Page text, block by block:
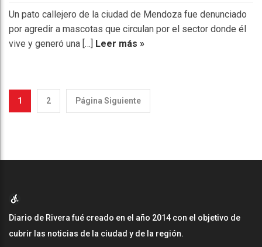
Un pato callejero de la ciudad de Mendoza fue denunciado
por agredir a mascotas que circulan por el sector donde él
vive y generó una […]
Leer más »
1 2 Página Siguiente
Diario de Rivera fué creado en el año 2014 con el objetivo de
cubrir las noticias de la ciudad y de la región.